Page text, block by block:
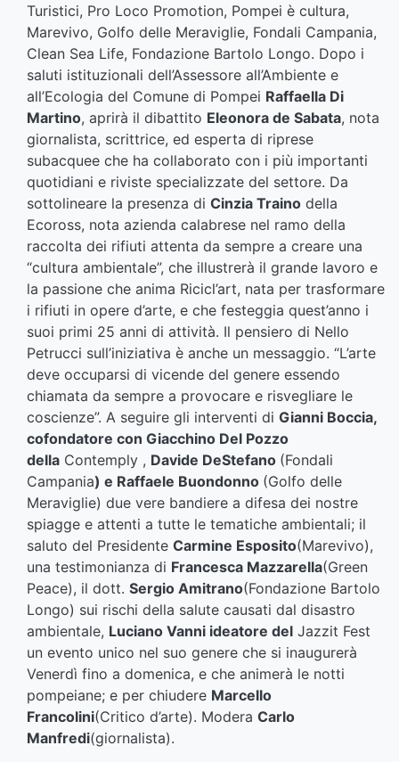
Turistici, Pro Loco Promotion, Pompei è cultura,
Marevivo, Golfo delle Meraviglie, Fondali Campania,
Clean Sea Life, Fondazione Bartolo Longo. Dopo i
saluti istituzionali dell’Assessore all’Ambiente e
all’Ecologia del Comune di Pompei Raffaella Di
Martino, aprirà il dibattito Eleonora de Sabata, nota
giornalista, scrittrice, ed esperta di riprese
subacquee che ha collaborato con i più importanti
quotidiani e riviste specializzate del settore. Da
sottolineare la presenza di Cinzia Traino della
Ecoross, nota azienda calabrese nel ramo della
raccolta dei rifiuti attenta da sempre a creare una
“cultura ambientale”, che illustrerà il grande lavoro e
la passione che anima Ricicl’art, nata per trasformare
i rifiuti in opere d’arte, e che festeggia quest’anno i
suoi primi 25 anni di attività. Il pensiero di Nello
Petrucci sull’iniziativa è anche un messaggio. “L’arte
deve occuparsi di vicende del genere essendo
chiamata da sempre a provocare e risvegliare le
coscienze”. A seguire gli interventi di Gianni Boccia,
cofondatore con Giacchino Del Pozzo
della Contemply , Davide DeStefano (Fondali
Campania) e Raffaele Buondonno (Golfo delle
Meraviglie) due vere bandiere a difesa dei nostre
spiagge e attenti a tutte le tematiche ambientali; il
saluto del Presidente Carmine Esposito(Marevivo),
una testimonianza di Francesca Mazzarella(Green
Peace), il dott. Sergio Amitrano(Fondazione Bartolo
Longo) sui rischi della salute causati dal disastro
ambientale, Luciano Vanni ideatore del Jazzit Fest
un evento unico nel suo genere che si inaugurerà
Venerdì fino a domenica, e che animerà le notti
pompeiane; e per chiudere Marcello
Francolini(Critico d’arte). Modera Carlo
Manfredi(giornalista).